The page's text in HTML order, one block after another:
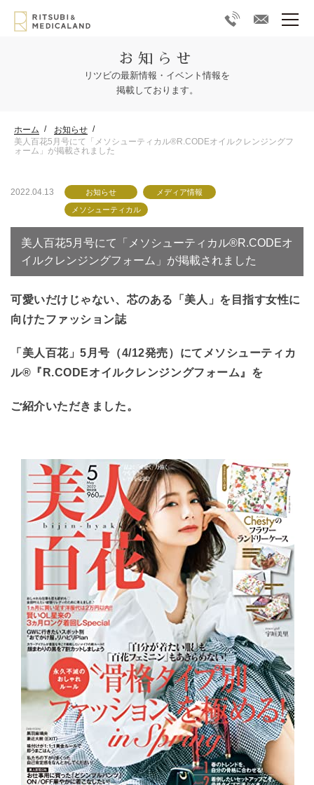
お知らせ
リツビの最新情報・イベント情報を
掲載しております。
ホーム
お知らせ
美人百花5月号にて「メソシューティカル®R.CODEオイルクレンジングフ
ォーム」が掲載されました
2022.04.13 お知らせ メディア情報
メソシューティカル
美人百花5月号にて「メソシューティカル®R.CODEオ
イルクレンジングフォーム」が掲載されました
可愛いだけじゃない、芯のある「美人」を目指す女性に
向けたファッション誌
「美人百花」5月号（4/12発売）にて メソシューティカ
ル®『R.CODEオイルクレンジングフォーム』を
ご紹介いただきました。